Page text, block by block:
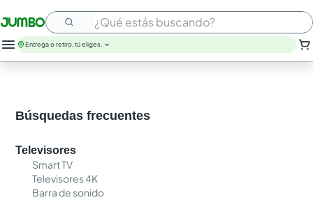
¿Qué estás buscando?
Entrega o retiro, tú eliges.
Búsquedas frecuentes
Televisores
Smart TV
Televisores 4K
Barra de sonido